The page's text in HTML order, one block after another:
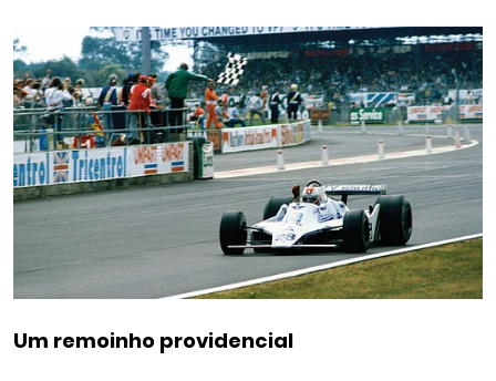
Um remoinho providencial